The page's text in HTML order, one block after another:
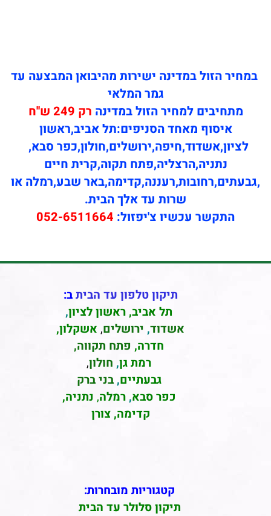
במחיר הזול במדינה ישירות מהיבואן המבצעה עד
גמר המלאי
מתחיבים למחיר הזול במדינה רק 249 ש''ח
איסוף מאחד הסניפים:תל אביב,ראשון
לציון,אשדוד,חיפה,ירושלים,חולון,כפר סבא,
נתניה,הרצליה,פתח תקוה,קרית חיים
,גבעתים,רחובות,רעננה,קדימה,באר שבע,רמלה או
שרות עד אלך הבית.
התקשר עכשיו צ'יפזול: 052-6511664
תיקון טלפון עד הביתב:
תל אביב, ראשון לציון,
אשדוד, ירושלים, אשקלון,
חדרה, פתח תקווה,
רמת גן, חולון,
גבעתיים,בני ברק
כפר סבא,רמלה, נתניה,
קדימה, צורן
קטגוריות מובחרות:
תיקון סלולר עד הבית